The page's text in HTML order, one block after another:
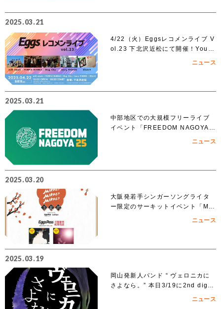
2025.03.21
4/22（火）Eggsレコメンライブ V
ol.23 下北沢近松にて開催！YouT
ニュース
2025.03.21
中部地区での大規模フリーライブ
イベント「FREEDOM NAGOYA 2
ニュース
2025.03.20
大阪発若手シンガーソングライタ
ー限定のサーキットイベント「MIK
ニュース
2025.03.19
岡山発新人バンド “ ヴェロニカに
さよなら。” 本日3/19に2nd digit
ニュース